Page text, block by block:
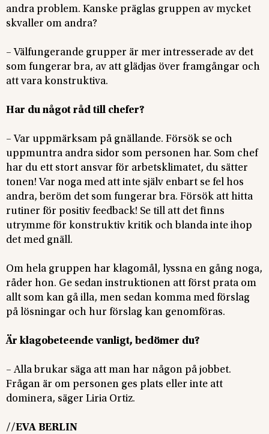
andra problem. Kanske präglas gruppen av mycket
skvaller om andra?
– Välfungerande grupper är mer intresserade av det
som fungerar bra, av att glädjas över framgångar och
att vara konstruktiva.
Har du något råd till chefer?
– Var uppmärksam på gnällande. Försök se och
uppmuntra andra sidor som personen har. Som chef
har du ett stort ansvar för arbetsklimatet, du sätter
tonen! Var noga med att inte själv enbart se fel hos
andra, beröm det som fungerar bra. Försök att hitta
rutiner för positiv feedback! Se till att det finns
utrymme för konstruktiv kritik och blanda inte ihop
det med gnäll.
Om hela gruppen har klagomål, lyssna en gång noga,
råder hon. Ge sedan instruktionen att först prata om
allt som kan gå illa, men sedan komma med förslag
på lösningar och hur förslag kan genomföras.
Är klagobeteende vanligt, bedömer du?
– Alla brukar säga att man har någon på jobbet.
Frågan är om personen ges plats eller inte att
dominera, säger Liria Ortiz.
//EVA BERLIN